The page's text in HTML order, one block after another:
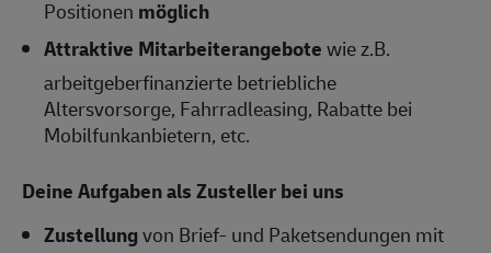
Positionen möglich
Attraktive Mitarbeiterangebotewie z.B.
arbeitgeberfinanzierte betriebliche
Altersvorsorge, Fahrradleasing, Rabatte bei
Mobilfunkanbietern, etc.
Deine Aufgaben alsZustellerbei uns
Zustellungvon Brief- und Paketsendungen mit